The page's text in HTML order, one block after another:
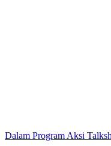
Dalam Program Aksi